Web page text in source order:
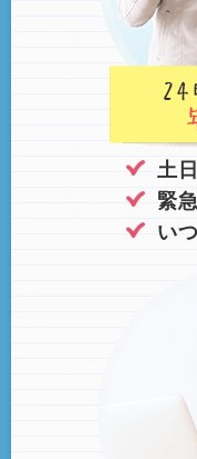
土
緊
い